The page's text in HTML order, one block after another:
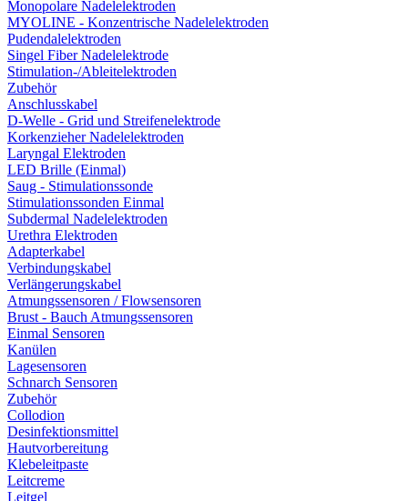
Monopolare Nadelelektroden
MYOLINE - Konzentrische Nadelelektroden
Pudendalelektroden
Singel Fiber Nadelelektrode
Stimulation-/Ableitelektroden
Zubehör
Anschlusskabel
D-Welle - Grid und Streifenelektrode
Korkenzieher Nadelelektroden
Laryngal Elektroden
LED Brille (Einmal)
Saug - Stimulationssonde
Stimulationssonden Einmal
Subdermal Nadelelektroden
Urethra Elektroden
Adapterkabel
Verbindungskabel
Verlängerungskabel
Atmungssensoren / Flowsensoren
Brust - Bauch Atmungssensoren
Einmal Sensoren
Kanülen
Lagesensoren
Schnarch Sensoren
Zubehör
Collodion
Desinfektionsmittel
Hautvorbereitung
Klebeleitpaste
Leitcreme
Leitgel